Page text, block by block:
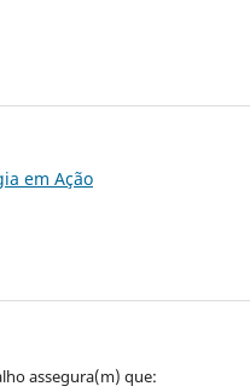
em Ação
assegura(m) que: